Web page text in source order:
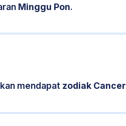
Minggu Pon.
mendapat zodiak Cancer